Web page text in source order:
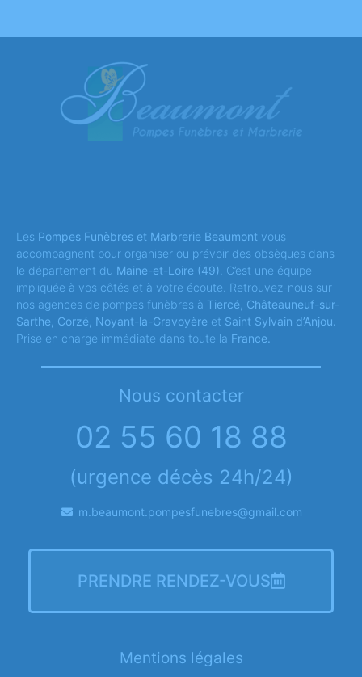
Les Pompes Funèbres et Marbrerie Beaumont vous
accompagnent pour organiser ou prévoir des obsèques dans
le département du Maine-et-Loire (49). C’est une équipe
impliquée à vos côtés et à votre écoute. Retrouvez-nous sur
nos agences de pompes funèbres à Tiercé, Châteauneuf-sur-
Sarthe, Corzé, Noyant-la-Gravoyère et Saint Sylvain d’Anjou.
Prise en charge immédiate dans toute la France.
Nous contacter
02 55 60 18 88
(urgence décès 24h/24)
m.beaumont.pompesfunebres@gmail.com
PRENDRE RENDEZ-VOUS
Mentions légales